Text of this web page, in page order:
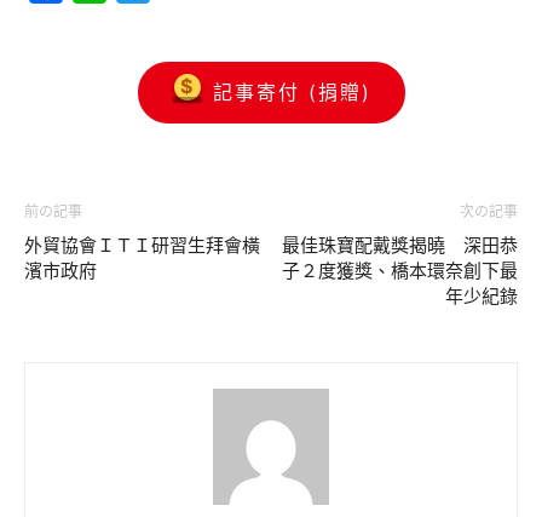
記事寄付 (捐贈)
前の記事
外貿協會ＩＴＩ研習生拜會橫
濱市政府
次の記事
最佳珠寶配戴獎揭曉 深田恭
子２度獲獎、橋本環奈創下最
年少紀錄